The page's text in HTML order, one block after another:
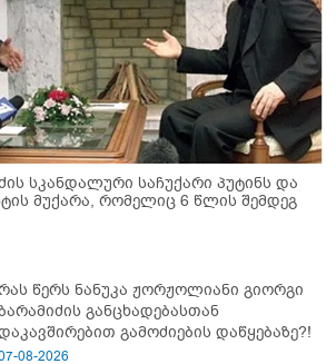
სკანდალური საჩუქარი პუტინს და
მუქარა, რომელიც 6 წლის შემდეგ
წერს ნანუკა ჟორჟოლიანი გიორგი
განცხადებასთან
გამოძიების დაწყებაზე?!
08-2026